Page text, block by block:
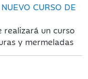
CURSO DE
realizará un curso
y mermeladas